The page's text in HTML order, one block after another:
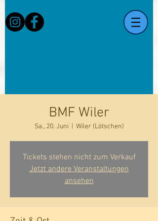
BMF Wiler
Sa., 20. Juni Wiler (Lötschen)
Tickets stehen nicht zum Verkauf
Jetzt andere Veranstaltungen
ansehen